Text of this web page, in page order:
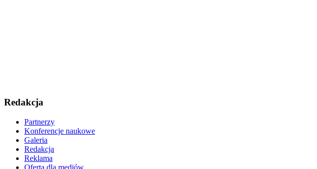
Redakcja
Partnerzy
Konferencje naukowe
Galeria
Redakcja
Reklama
Oferta dla mediów